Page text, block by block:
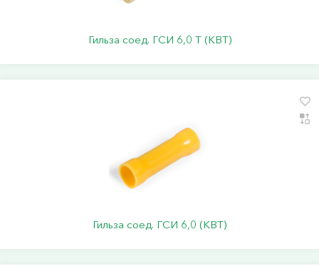
Гильза соед. ГСИ 6,0 Т (КВТ)
Гильза соед. ГСИ 6,0 (КВТ)